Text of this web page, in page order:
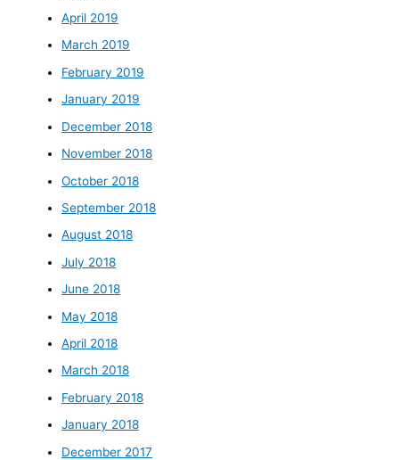
April 2019
March 2019
February 2019
January 2019
December 2018
November 2018
October 2018
September 2018
August 2018
July 2018
June 2018
May 2018
April 2018
March 2018
February 2018
January 2018
December 2017